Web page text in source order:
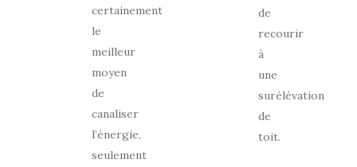
certainement
le
meilleur
moyen
de
canaliser
l’énergie,
seulement
de
recourir
à
une
surélévation
de
toit.